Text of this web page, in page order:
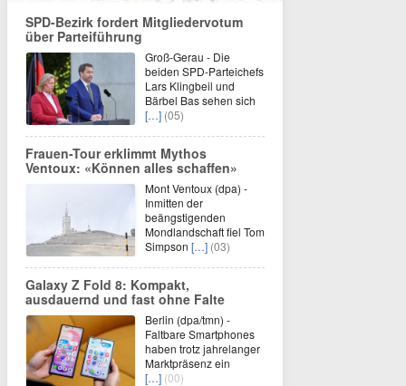
SPD-Bezirk fordert Mitgliedervotum
über Parteiführung
Groß-Gerau - Die
beiden SPD-Parteichefs
Lars Klingbeil und
Bärbel Bas sehen sich
[…] (05)
Frauen-Tour erklimmt Mythos
Ventoux: «Können alles schaffen»
Mont Ventoux (dpa) -
Inmitten der
beängstigenden
Mondlandschaft fiel Tom
Simpson […] (03)
Galaxy Z Fold 8: Kompakt,
ausdauernd und fast ohne Falte
Berlin (dpa/tmn) -
Faltbare Smartphones
haben trotz jahrelanger
Marktpräsenz ein
[…] (00)